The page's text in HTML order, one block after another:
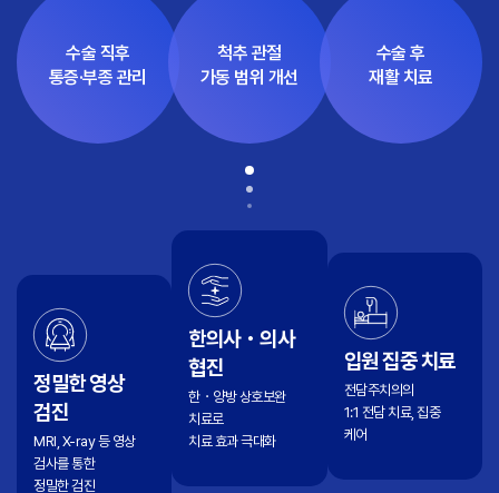
수술 직후
통증·부종 관리
척추 관절
가동 범위 개선
수술 후
재활 치료
정밀한 영상
검진
MRI, X-ray 등 영상
검사를 통한
정밀한 검진
한의사・의사
협진
한・양방 상호보완
치료로
치료 효과 극대화
입원 집중 치료
전담주치의의
1:1 전담 치료, 집중
케어